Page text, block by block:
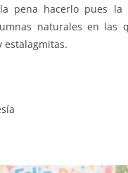
pena hacerlo pues la
naturales en las
estalagmitas.